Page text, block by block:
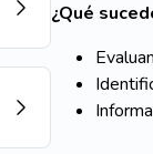
¿Qué